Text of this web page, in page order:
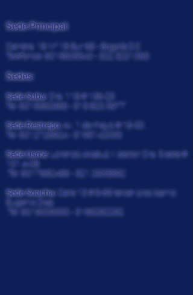
Sede Principal:
Carrera. 18 N° 18 Sur 68 - Bogotá D.C
Teléfonos: 6015605540 - 322 3201065
Sedes:
Sede Suba: Cra. 118 # 136-25
Tel: 6015362966 - 315 820 5977
Sede Restrepo: Av. 1 de mayo # 16-30
Tel: 6012726924- 3195142033
Sede Usme: Lorenzo Alcatuz II sector Cra. 5 este #
101 A-08
Tel: 6017682486 - 321 2935892
Sede Soacha: Calle 13 # 9-69 tercer piso barrio
Eugenio Diaz
Tel: 6019009330 - 3166292292